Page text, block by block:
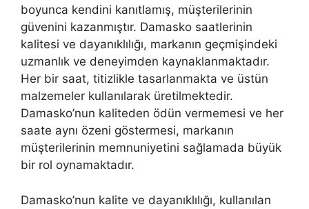
boyunca kendini kanıtlamış, müşterilerinin
güvenini kazanmıştır. Damasko saatlerinin
kalitesi ve dayanıklılığı, markanın geçmişindeki
uzmanlık ve deneyimden kaynaklanmaktadır.
Her bir saat, titizlikle tasarlanmakta ve üstün
malzemeler kullanılarak üretilmektedir.
Damasko’nun kaliteden ödün vermemesi ve her
saate aynı özeni göstermesi, markanın
müşterilerinin memnuniyetini sağlamada büyük
bir rol oynamaktadır.
Damasko’nun kalite ve dayanıklılığı, kullanılan